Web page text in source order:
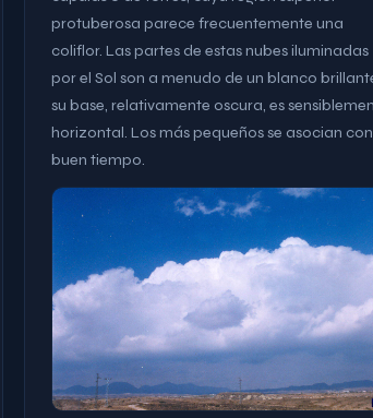
protuberosa parece frecuentemente una
coliflor. Las partes de estas nubes iluminadas
por el Sol son a menudo de un blanco
su base, relativamente oscura, es
horizontal. Los más pequeños se asocian con
buen tiempo.